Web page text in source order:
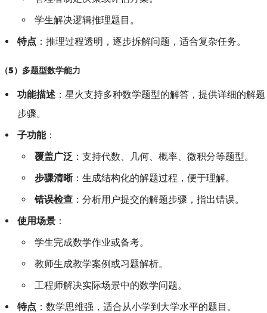
学生解决逻辑推理题目。
特点 ：推理过程透明，逐步拆解问题，适合复杂任务。
（5）多题型数学能力
功能描述：星火支持多种数学题型的解答，提供详细的解题
步骤。
子功能：
覆盖广泛 ：支持代数、几何、概率、微积分等题型。
步骤清晰：生成结构化的解题过程，便于理解。
错误检查：分析用户提交的解题步骤，指出错误。
使用场景：
学生完成数学作业或备考。
教师生成教学案例或习题解析。
工程师解决实际场景中的数学问题。
特点 ：数学思维强，适合从小学到大学水平的题目。